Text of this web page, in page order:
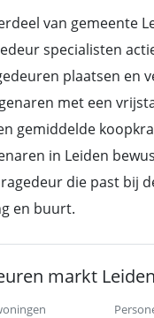
van gemeente
specialisten
plaatsen en
met een
gemiddelde
in Leiden
die past bij
en buurt.
markt Leiden